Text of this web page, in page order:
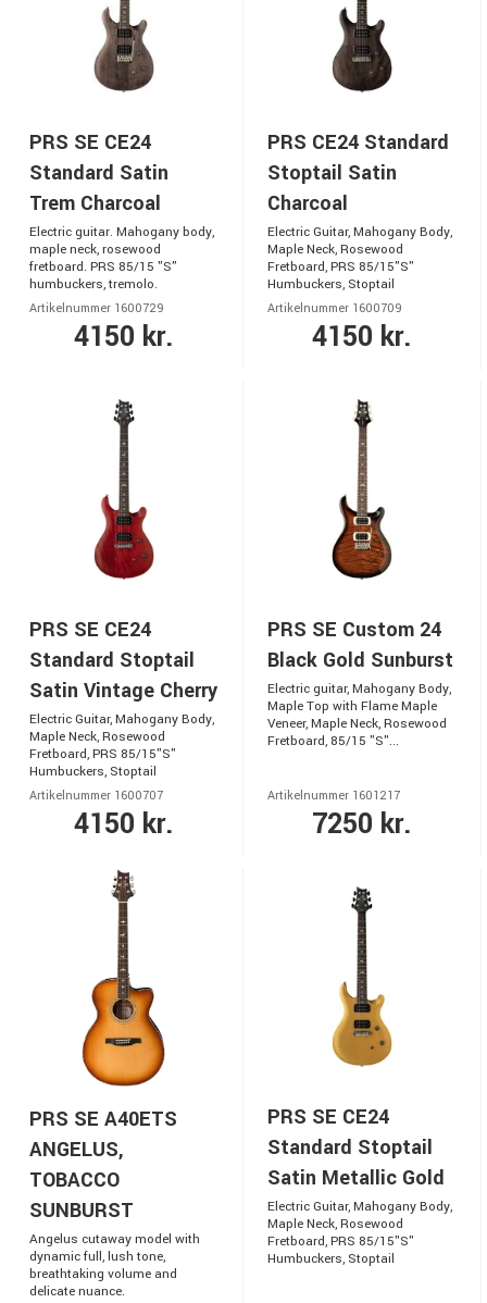
PRS SE CE24
Standard Satin
Trem Charcoal
Electric guitar. Mahogany body,
maple neck, rosewood
fretboard. PRS 85/15 "S"
humbuckers, tremolo.
Artikelnummer 1600729
4150 kr.
PRS CE24 Standard
Stoptail Satin
Charcoal
Electric Guitar, Mahogany Body,
Maple Neck, Rosewood
Fretboard, PRS 85/15"S"
Humbuckers, Stoptail
Artikelnummer 1600709
4150 kr.
PRS SE CE24
Standard Stoptail
Satin Vintage Cherry
Electric Guitar, Mahogany Body,
Maple Neck, Rosewood
Fretboard, PRS 85/15"S"
Humbuckers, Stoptail
Artikelnummer 1600707
4150 kr.
PRS SE Custom 24
Black Gold Sunburst
Electric guitar, Mahogany Body,
Maple Top with Flame Maple
Veneer, Maple Neck, Rosewood
Fretboard, 85/15 "S"...
Artikelnummer 1601217
7250 kr.
PRS SE A40ETS
ANGELUS,
TOBACCO
SUNBURST
Angelus cutaway model with
dynamic full, lush tone,
breathtaking volume and
delicate nuance.
PRS SE CE24
Standard Stoptail
Satin Metallic Gold
Electric Guitar, Mahogany Body,
Maple Neck, Rosewood
Fretboard, PRS 85/15"S"
Humbuckers, Stoptail